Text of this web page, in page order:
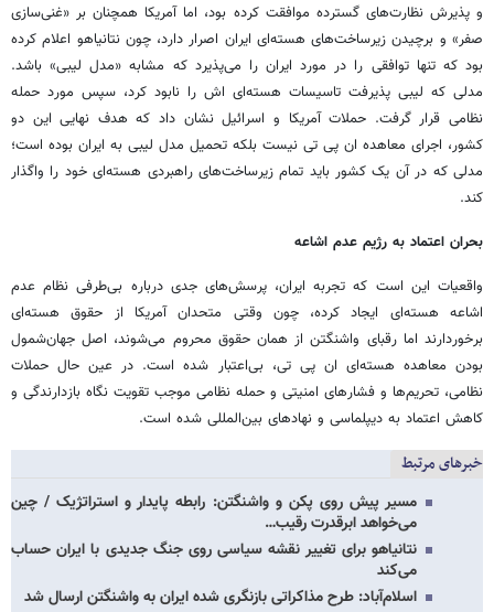
و پذیرش نظارت‌های گسترده موافقت کرده بود، اما آمریکا همچنان بر «غنی‌سازی
صفر» و برچیدن زیرساخت‌های هسته‌ای ایران اصرار دارد، چون نتانیاهو اعلام کرده
بود که تنها توافقی را در مورد ایران را می‌پذیرد که مشابه «مدل لیبی» باشد.
مدلی که لیبی پذیرفت تاسیسات هسته‌ای اش را نابود کرد، سپس مورد حمله
نظامی قرار گرفت. حملات آمریکا و اسرائیل نشان داد که هدف نهایی این دو
کشور، اجرای معاهده ان پی تی نیست بلکه تحمیل مدل لیبی به ایران بوده است؛
مدلی که در آن یک کشور باید تمام زیرساخت‌های راهبردی هسته‌ای خود را واگذار
کند.
بحران اعتماد به رژیم عدم اشاعه
واقعیات این است که تجربه ایران، پرسش‌های جدی درباره بی‌طرفی نظام عدم
اشاعه هسته‌ای ایجاد کرده، چون وقتی متحدان آمریکا از حقوق هسته‌ای
برخوردارند اما رقبای واشنگتن از همان حقوق محروم می‌شوند، اصل جهان‌شمول
بودن معاهده هسته‌ای ان پی تی، بی‌اعتبار شده است. در عین حال حملات
نظامی، تحریم‌ها و فشارهای امنیتی و حمله نظامی موجب تقویت نگاه بازدارندگی و
کاهش اعتماد به دیپلماسی و نهادهای بین‌المللی شده است.
خبرهای مرتبط
مسیر پیش روی پکن و واشنگتن: رابطه پایدار و استراتژیک / چین
می‌خواهد ابرقدرت رقیب…
نتانیاهو برای تغییر نقشه سیاسی روی جنگ جدیدی با ایران حساب
می‌کند
اسلام‌آباد: طرح مذاکراتی بازنگری شده ایران به واشنگتن ارسال شد